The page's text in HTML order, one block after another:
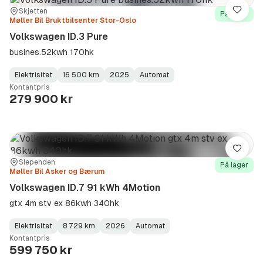
Sted:
Skjetten
Forhandler:
Møller Bil Bruktbilsenter Stor-Oslo
På lager
Volkswagen ID.3 Pure
busines.52kwh 170hk
Fuel
Type:
Elektrisitet
Kilometerstand:
16 500 km
Model
Year:
2025
Gearbox
Type:
Automat
Kontantpris
279 900 kr
Lagre
Sted:
Slependen
Forhandler:
Møller Bil Asker og Bærum
På lager
Volkswagen ID.7 91 kWh 4Motion
gtx 4m stv ex 86kwh 340hk
Fuel
Type:
Elektrisitet
Kilometerstand:
8 729 km
Model
Year:
2026
Gearbox
Type:
Automat
Kontantpris
599 750 kr
Lagre